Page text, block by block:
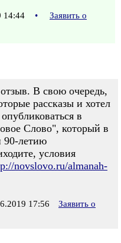
14:44 •
Заявить о
В свою очередь,
рассказы и хотел
в
Слово", который в
90-летию
условия
novslovo.ru/almanah-
17:56
Заявить о